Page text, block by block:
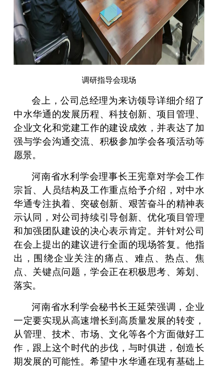
调研指导会现场
会上，公司总经理为来访领导详细介绍了
中水华通的发展历程、科技创新、项目管理、
企业文化和党建工作的建设成效，并表达了加
强与学会沟通交流、积极参加学会各项活动等
愿景。
河南省水利学会理事长王宪章对学会工作
宗旨、人员结构及工作重点给予介绍，对中水
华通专注执着、突破创新、艰苦奋斗的精神表
示认同，对公司持续引导创新、优化项目管理
和加强团队建设的决心表示肯定。并针对公司
在会上提出的建议进行全面的现场答复。他指
出，围绕企业关注的痛点、难点、热点、焦
点、关键点问题，学会正在积极思考、筹划、
落实。
河南省水利学会秘书长王延荣强调，企业
一定要实现从高速增长到高质量发展的转变，
从管理、技术、市场、文化等各个方面做好工
作，跟上这个时代的步伐，与时俱进，创造长
期发展的可能性。希望中水华通在现有基础上